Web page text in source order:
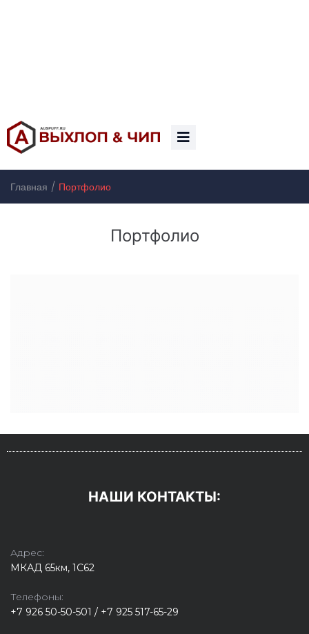
Главная / Портфолио
Портфолио
НАШИ КОНТАКТЫ:
Адрес:
МКАД 65км, 1С62
Телефоны:
+7 926 50-50-501 / +7 925 517-65-29